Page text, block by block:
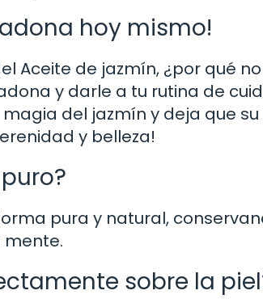
hoy mismo!
Aceite de jazmín, ¿por qué no
y darle a tu rutina de
del jazmín y deja que su
y belleza!
pura y natural,
mente.
sobre la